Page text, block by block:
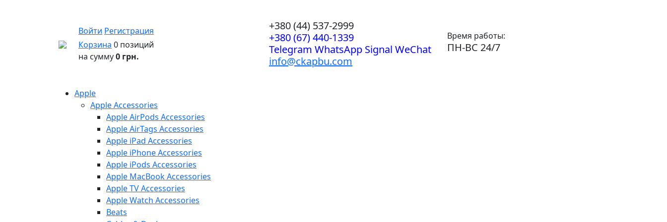
Войти Регистрация
Корзина 0 позиций
на сумму0 грн.
+380 (44) 537-2999
+380 (67) 440-1339
Telegram WhatsApp Signal WeChat
info@ckapbu.com
Время работы:
ПН-ВС 24/7
Apple
Apple Accessories
Apple AirPods Accessories
Apple AirTags Accessories
Apple iPad Accessories
Apple iPhone Accessories
Apple iPods Accessories
Apple MacBook Accessories
Apple TV Accessories
Apple Watch Accessories
Beats